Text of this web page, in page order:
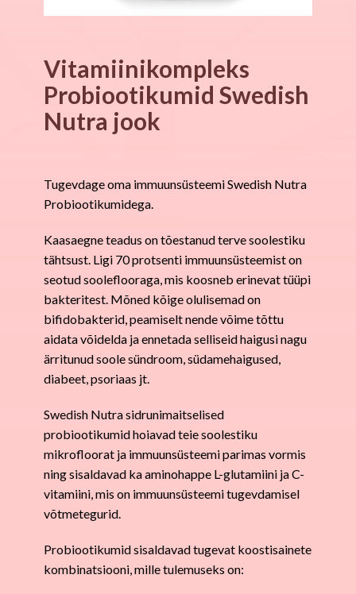
Vitamiinikompleks
Probiootikumid Swedish
Nutra jook
Tugevdage oma immuunsüsteemi Swedish Nutra
Probiootikumidega.
Kaasaegne teadus on tõestanud terve soolestiku
tähtsust. Ligi 70 protsenti immuunsüsteemist on
seotud sooleflooraga, mis koosneb erinevat tüüpi
bakteritest. Mõned kõige olulisemad on
bifidobakterid, peamiselt nende võime tõttu
aidata võidelda ja ennetada selliseid haigusi nagu
ärritunud soole sündroom, südamehaigused,
diabeet, psoriaas jt.
Swedish Nutra sidrunimaitselised
probiootikumid hoiavad teie soolestiku
mikrofloorat ja immuunsüsteemi parimas vormis
ning sisaldavad ka aminohappe L-glutamiini ja C-
vitamiini, mis on immuunsüsteemi tugevdamisel
võtmetegurid.
Probiootikumid sisaldavad tugevat koostisainete
kombinatsiooni, mille tulemuseks on: